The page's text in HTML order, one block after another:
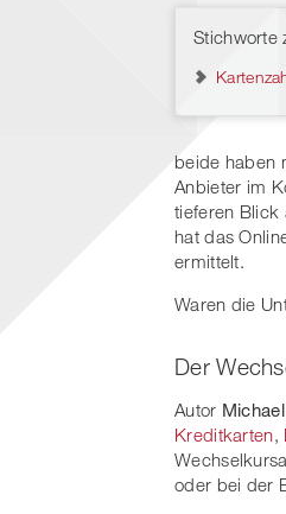
Stichworte
beide haben
Anbieter im
tieferen Blick
hat das
ermittelt.
Waren die
Der
Autor
Kreditkarten,
oder bei der